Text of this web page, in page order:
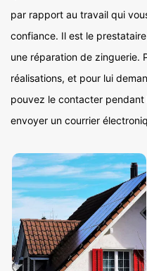
par rapport au travail qui
confiance. Il est le
une réparation de zinguerie.
réalisations, et pour lui
pouvez le contacter pendant
envoyer un courrier